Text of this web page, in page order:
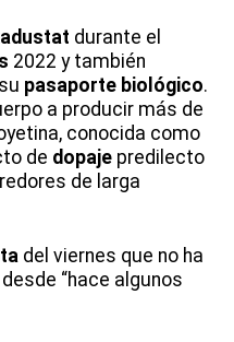
durante el
2022 y también
pasaporte biológico.
a producir más de
conocida como
de dopaje predilecto
de larga
del viernes que no ha
desde “hace algunos